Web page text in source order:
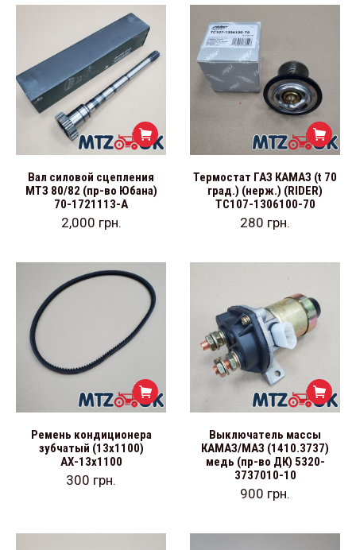
Вал силовой сцепления
МТЗ 80/82 (пр-во Юбана)
70-1721113-А
2,000 грн.
Термостат ГАЗ КАМАЗ (t 70
град.) (нерж.) (RIDER)
ТС107-1306100-70
280 грн.
Ремень кондиционера
зубчатый (13х1100)
АХ-13х1100
300 грн.
Выключатель массы
КАМАЗ/МАЗ (1410.3737)
медь (пр-во ДК) 5320-
3737010-10
900 грн.